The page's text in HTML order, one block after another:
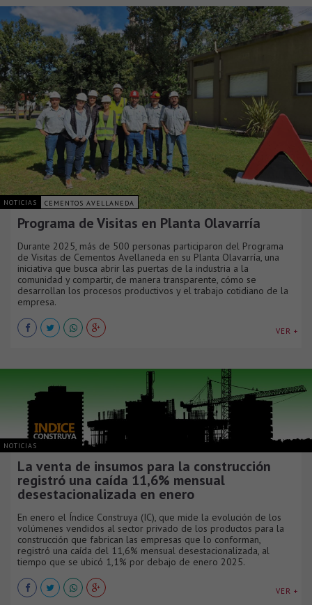
NOTICIAS CEMENTOS AVELLANEDA
Programa de Visitas en Planta Olavarría
Durante 2025, más de 500 personas participaron del Programa
de Visitas de Cementos Avellaneda en su Planta Olavarría, una
iniciativa que busca abrir las puertas de la industria a la
comunidad y compartir, de manera transparente, cómo se
desarrollan los procesos productivos y el trabajo cotidiano de la
empresa.
VER +
NOTICIAS
La venta de insumos para la construcción
registró una caída 11,6% mensual
desestacionalizada en enero
En enero el Índice Construya (IC), que mide la evolución de los
volúmenes vendidos al sector privado de los productos para la
construcción que fabrican las empresas que lo conforman,
registró una caída del 11,6% mensual desestacionalizada, al
tiempo que se ubicó 1,1% por debajo de enero 2025.
VER +